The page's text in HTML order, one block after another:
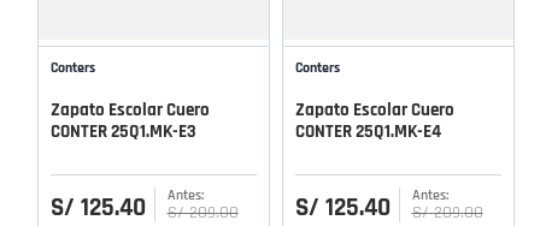
Conters
Zapato Escolar Cuero
CONTER 25Q1.MK-E3
S/ 125.40 S/ 209.00
Conters
Zapato Escolar Cuero
CONTER 25Q1.MK-E4
S/ 125.40 S/ 209.00